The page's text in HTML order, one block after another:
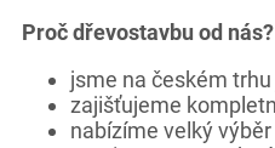
Proč dřevostavbu od nás?
jsme na českém
zajišťujeme
nabízíme velký